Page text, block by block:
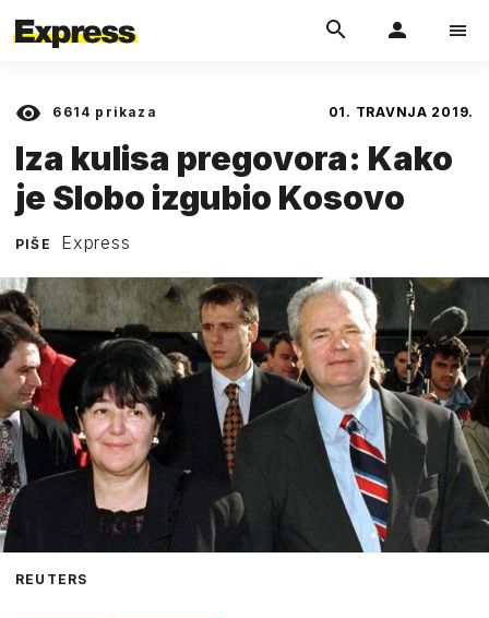
6614 prikaza 01. TRAVNJA 2019.
Iza kulisa pregovora: Kako
je Slobo izgubio Kosovo
PIŠE Express
REUTERS